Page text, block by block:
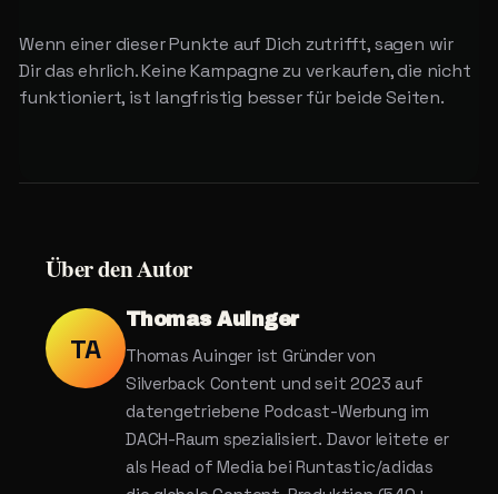
Wenn einer dieser Punkte auf Dich zutrifft, sagen wir
Dir das ehrlich. Keine Kampagne zu verkaufen, die nicht
funktioniert, ist langfristig besser für beide Seiten.
ÜberdenAutor
TA
Thomas Auinger
Thomas Auinger ist Gründer von
Silverback Content und seit 2023 auf
datengetriebene Podcast-Werbung im
DACH-Raum spezialisiert. Davor leitete er
als Head of Media bei Runtastic/adidas